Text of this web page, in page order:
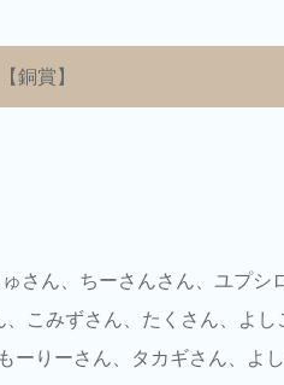
【銅賞】
さん、ちーさんさん、ユプシ
こみずさん、たくさん、よし
りーさん、タカギさん、よ